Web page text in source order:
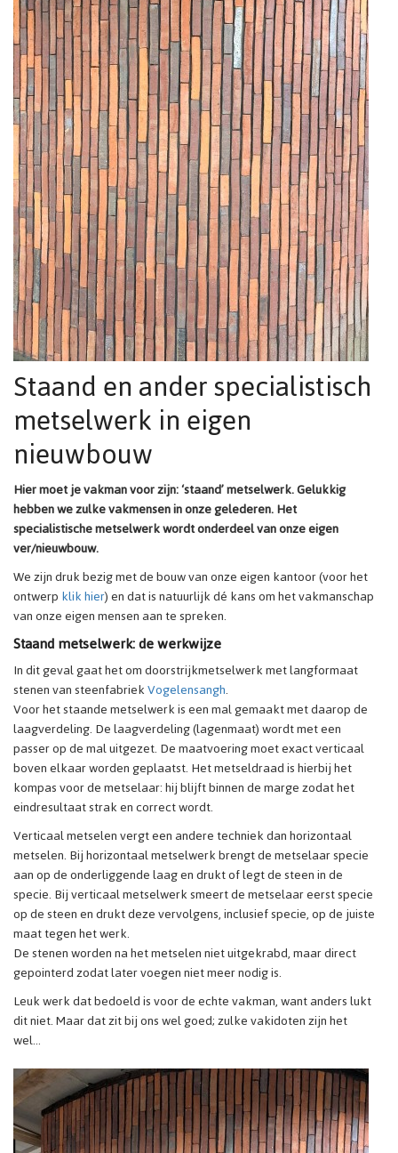
Staand en ander specialistisch
metselwerk in eigen
nieuwbouw
Hier moet je vakman voor zijn: ‘staand’ metselwerk. Gelukkig
hebben we zulke vakmensen in onze gelederen. Het
specialistische metselwerk wordt onderdeel van onze eigen
ver/nieuwbouw.
We zijn druk bezig met de bouw van onze eigen kantoor (voor het
ontwerpklik hier) en dat is natuurlijk dé kans om het vakmanschap
van onze eigen mensen aan te spreken.
Staand metselwerk: de werkwijze
In dit geval gaat het om doorstrijkmetselwerk met langformaat
stenen van steenfabriekVogelensangh.
Voor het staande metselwerk is een mal gemaakt met daarop de
laagverdeling. De laagverdeling (lagenmaat) wordt met een
passer op de mal uitgezet. De maatvoering moet exact verticaal
boven elkaar worden geplaatst. Het metseldraad is hierbij het
kompas voor de metselaar: hij blijft binnen de marge zodat het
eindresultaat strak en correct wordt.
Verticaal metselen vergt een andere techniek dan horizontaal
metselen. Bij horizontaal metselwerk brengt de metselaar specie
aan op de onderliggende laag en drukt of legt de steen in de
specie. Bij verticaal metselwerk smeert de metselaar eerst specie
op de steen en drukt deze vervolgens, inclusief specie, op de juiste
maat tegen het werk.
De stenen worden na het metselen niet uitgekrabd, maar direct
gepointerd zodat later voegen niet meer nodig is.
Leuk werk dat bedoeld is voor de echte vakman, want anders lukt
dit niet. Maar dat zit bij ons wel goed; zulke vakidoten zijn het
wel…